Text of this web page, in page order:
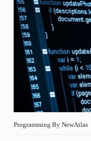
Programming By NewAtlas